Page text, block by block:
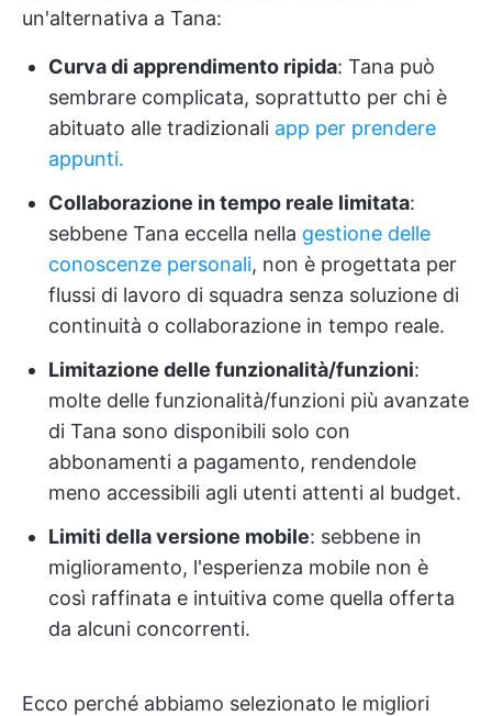
un'alternativa a Tana:
Curva di apprendimento ripida: Tana può
sembrare complicata, soprattutto per chi è
abituato alle tradizionali app per prendere
appunti.
Collaborazione in tempo reale limitata:
sebbene Tana eccella nella gestione delle
conoscenze personali, non è progettata per
flussi di lavoro di squadra senza soluzione di
continuità o collaborazione in tempo reale.
Limitazione delle funzionalità/funzioni:
molte delle funzionalità/funzioni più avanzate
di Tana sono disponibili solo con
abbonamenti a pagamento, rendendole
meno accessibili agli utenti attenti al budget.
Limiti della versione mobile: sebbene in
miglioramento, l'esperienza mobile non è
così raffinata e intuitiva come quella offerta
da alcuni concorrenti.
Ecco perché abbiamo selezionato le migliori